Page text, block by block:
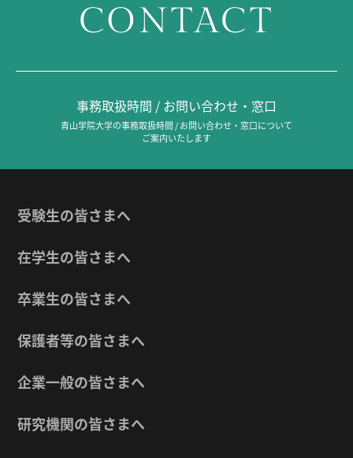
CONTACT
事務取扱時間 / お問い合わせ・窓口
青山学院大学の事務取扱時間 / お問い合わせ・窓口について
ご案内いたします
受験生の皆さまへ
在学生の皆さまへ
卒業生の皆さまへ
保護者等の皆さまへ
企業一般の皆さまへ
研究機関の皆さまへ